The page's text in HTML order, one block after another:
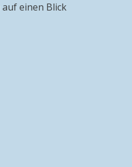
auf einen Blick